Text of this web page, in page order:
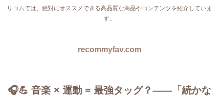
リコムでは、絶対にオススメできる高品質な商品やコンテンツを紹介していま
す。
recommyfav.com
🎧💪 音楽 × 運動 = 最強タッグ？――「続かな